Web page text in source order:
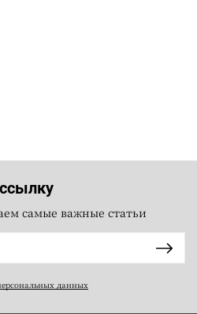
самые важные статьи
данных